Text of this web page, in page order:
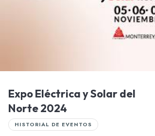
Expo Eléctrica y Solar del
Norte 2024
HISTORIAL DE EVENTOS